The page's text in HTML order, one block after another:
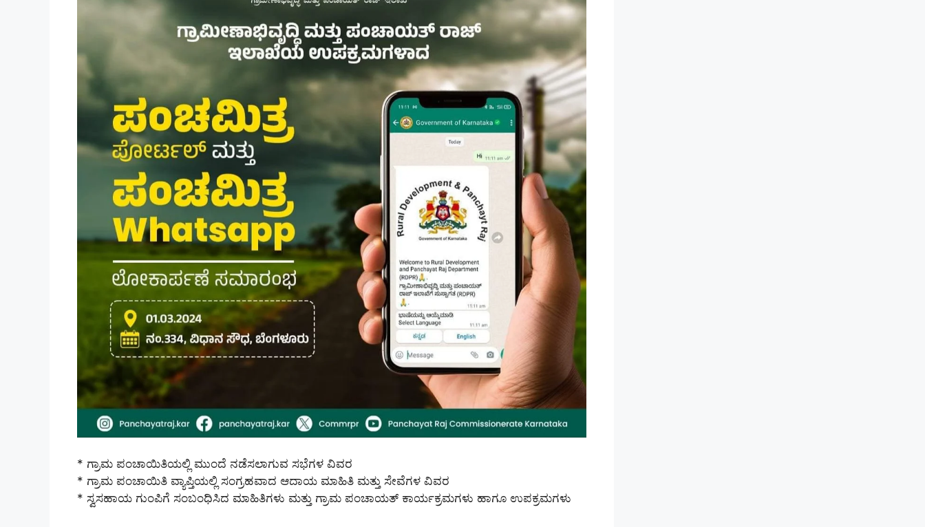
* ಗ್ರಾಮ ಪಂಚಾಯಿತಿಯಲ್ಲಿ ಮುಂದೆ ನಡೆಸಲಾಗುವ ಸಭೆಗಳ ವಿವರ
* ಗ್ರಾಮ ಪಂಚಾಯಿತಿ ವ್ಯಾಪ್ತಿಯಲ್ಲಿ ಸಂಗ್ರಹವಾದ ಆದಾಯ ಮಾಹಿತಿ ಮತ್ತು ಸೇವೆಗಳ ವಿವರ
* ಸ್ವಸಹಾಯ ಗುಂಪಿಗೆ ಸಂಬಂಧಿಸಿದ ಮಾಹಿತಿಗಳು ಮತ್ತು ಗ್ರಾಮ ಪಂಚಾಯತ್ ಕಾರ್ಯಕ್ರಮಗಳು ಹಾಗೂ ಉಪಕ್ರಮಗಳು